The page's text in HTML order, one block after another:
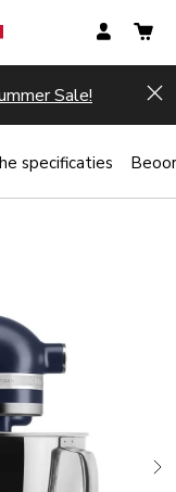
Sale!
specificaties